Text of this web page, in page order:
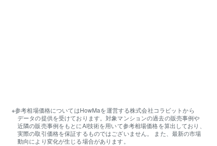
参考相場価格についてはHowMaを運営する株式会社コラビットから
データの提供を受けております。対象マンションの過去の販売事例や
近隣の販売事例をもとにAI技術を用いて参考相場価格を算出しており、
実際の取引価格を保証するものではございません。 また、最新の市場
動向により変化が生じる場合があります。